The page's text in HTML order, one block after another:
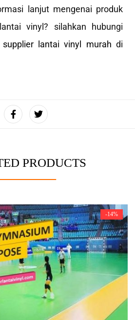
lanjut mengenai produk
vinyl? silahkan hubungi
supplier lantai vinyl murah di
PRODUCTS
-14%